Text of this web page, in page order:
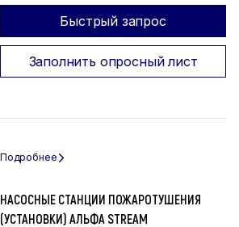
Быстрый запрос
Заполнить опросный лист
НАСОСНЫЕ СТАНЦИИ ПОЖАРОТУШЕНИЯ
(УСТАНОВКИ) АЛЬФА STREAM